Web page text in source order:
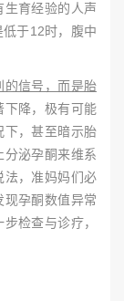
生育经验的人声
于12时，腹中
的信号，而是胎
下降，极有可能
下，甚至暗示胎
泌孕酮来维系
法，准妈妈们必
现孕酮数值异常
检查与诊疗，